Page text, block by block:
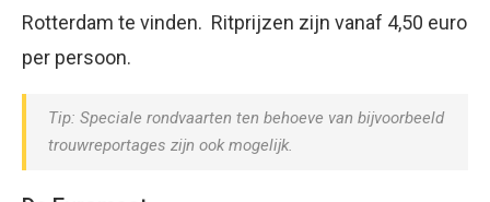
Rotterdam te vinden. Ritprijzen zijn vanaf 4,50 euro
per persoon.
Tip: Speciale rondvaarten ten behoeve van bijvoorbeeld
trouwreportages zijn ook mogelijk.